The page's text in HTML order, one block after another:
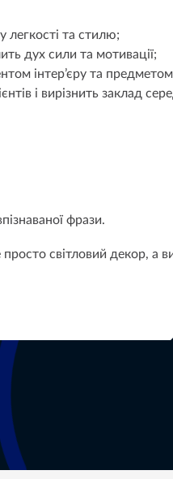
легкості та стилю;
дух сили та мотивації;
інтер’єру та
і вирізнить заклад
фрази.
світловий декор,